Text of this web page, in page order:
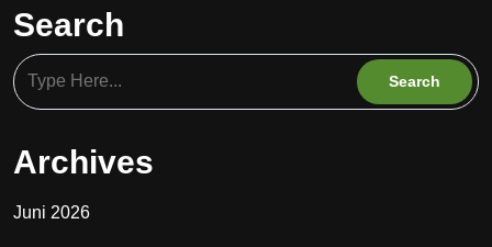
Search
Archives
Juni 2026